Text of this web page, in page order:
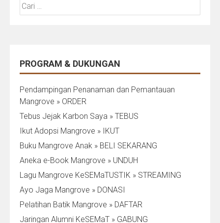
Cari
untuk:
PROGRAM & DUKUNGAN
Pendampingan Penanaman dan Pemantauan
Mangrove » ORDER
Tebus Jejak Karbon Saya » TEBUS
Ikut Adopsi Mangrove » IKUT
Buku Mangrove Anak » BELI SEKARANG
Aneka e-Book Mangrove » UNDUH
Lagu Mangrove KeSEMaTUSTIK » STREAMING
Ayo Jaga Mangrove » DONASI
Pelatihan Batik Mangrove » DAFTAR
Jaringan Alumni KeSEMaT » GABUNG